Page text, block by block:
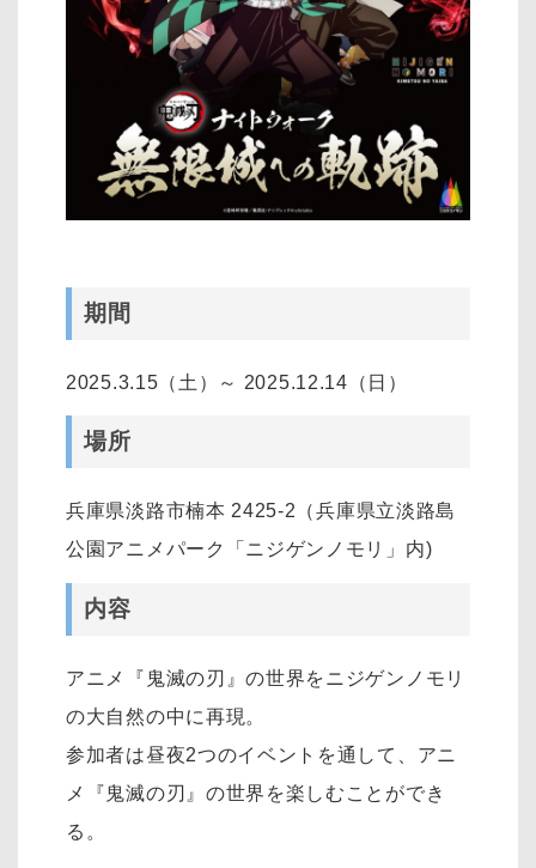
期間
2025.3.15（土）～ 2025.12.14（日）
場所
兵庫県淡路市楠本 2425-2（兵庫県立淡路島
公園アニメパーク「ニジゲンノモリ」内)
内容
アニメ『鬼滅の刃』の世界をニジゲンノモリ
の大自然の中に再現。
参加者は昼夜2つのイベントを通して、アニ
メ『鬼滅の刃』の世界を楽しむことができ
る。